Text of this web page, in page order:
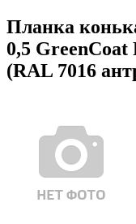
Планка
0,5
(RAL 7016